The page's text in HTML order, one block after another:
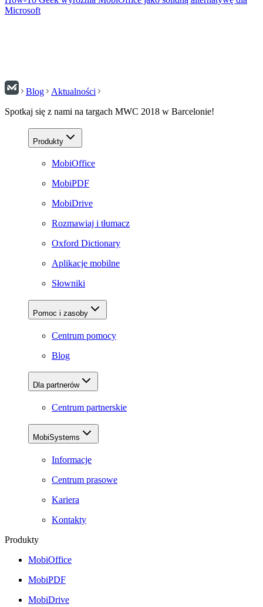
Microsoft
Blog
Aktualności
Spotkaj się z nami na targach MWC 2018 w Barcelonie!
Produkty
MobiOffice
MobiPDF
MobiDrive
Rozmawiaj i tłumacz
Oxford Dictionary
Aplikacje mobilne
Słowniki
Pomoc i zasoby
Centrum pomocy
Blog
Dla partnerów
Centrum partnerskie
MobiSystems
Informacje
Centrum prasowe
Kariera
Kontakty
Produkty
MobiOffice
MobiPDF
MobiDrive